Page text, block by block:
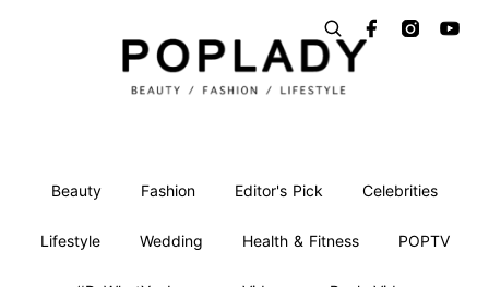
Beauty Fashion Editor's Pick Celebrities
Lifestyle Wedding Health & Fitness POPTV